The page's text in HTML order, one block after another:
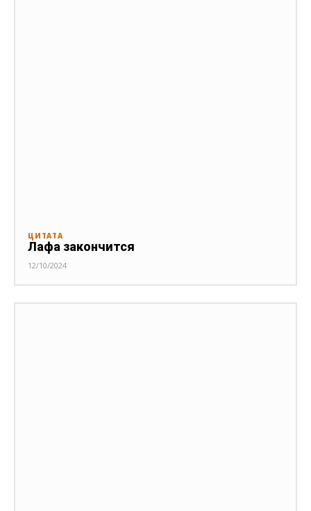
ЦИТАТА
Лафа закончится
12/10/2024